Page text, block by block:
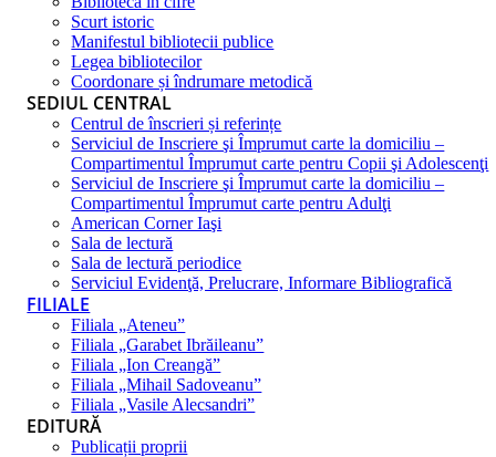
Scurt istoric
Manifestul bibliotecii publice
Legea bibliotecilor
Coordonare și îndrumare metodică
SEDIUL CENTRAL
Centrul de înscrieri și referințe
Serviciul de Inscriere şi Împrumut carte la domiciliu –
Compartimentul Împrumut carte pentru Copii şi Adolescenţi
Serviciul de Inscriere şi Împrumut carte la domiciliu –
Compartimentul Împrumut carte pentru Adulţi
American Corner Iaşi
Sala de lectură
Sala de lectură periodice
Serviciul Evidenţă, Prelucrare, Informare Bibliografică
FILIALE
Filiala „Ateneu”
Filiala „Garabet Ibrăileanu”
Filiala „Ion Creangă”
Filiala „Mihail Sadoveanu”
Filiala „Vasile Alecsandri”
EDITURĂ
Publicații proprii